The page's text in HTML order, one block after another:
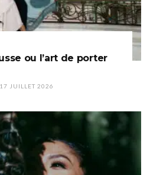
ou l’art de porter
17 JUILLET 2026